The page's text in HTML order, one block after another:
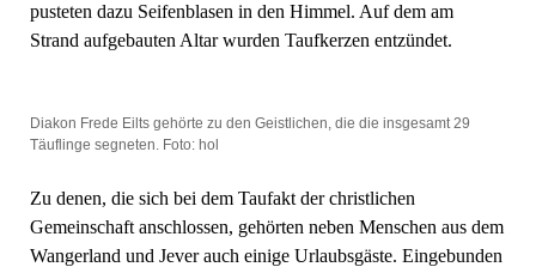
pusteten dazu Seifenblasen in den Himmel. Auf dem am
Strand aufgebauten Altar wurden Taufkerzen entzündet.
Diakon Frede Eilts gehörte zu den Geistlichen, die die insgesamt 29
Täuflinge segneten. Foto: hol
Zu denen, die sich bei dem Taufakt der christlichen
Gemeinschaft anschlossen, gehörten neben Menschen aus dem
Wangerland und Jever auch einige Urlaubsgäste. Eingebunden